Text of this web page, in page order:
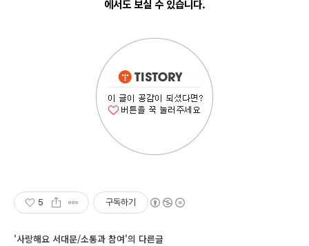
에서도 보실 수 있습니다.
5 구독하기
'사랑해요 서대문/소통과 참여'의 다른글